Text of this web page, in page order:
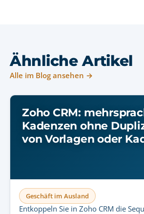
Ähnliche Artikel
Alle im Blog ansehen →
Zoho CRM:
Kadenzen ohne
von Vorlagen oder
Geschäft im Ausland
Entkoppeln Sie in Zoho CRM die